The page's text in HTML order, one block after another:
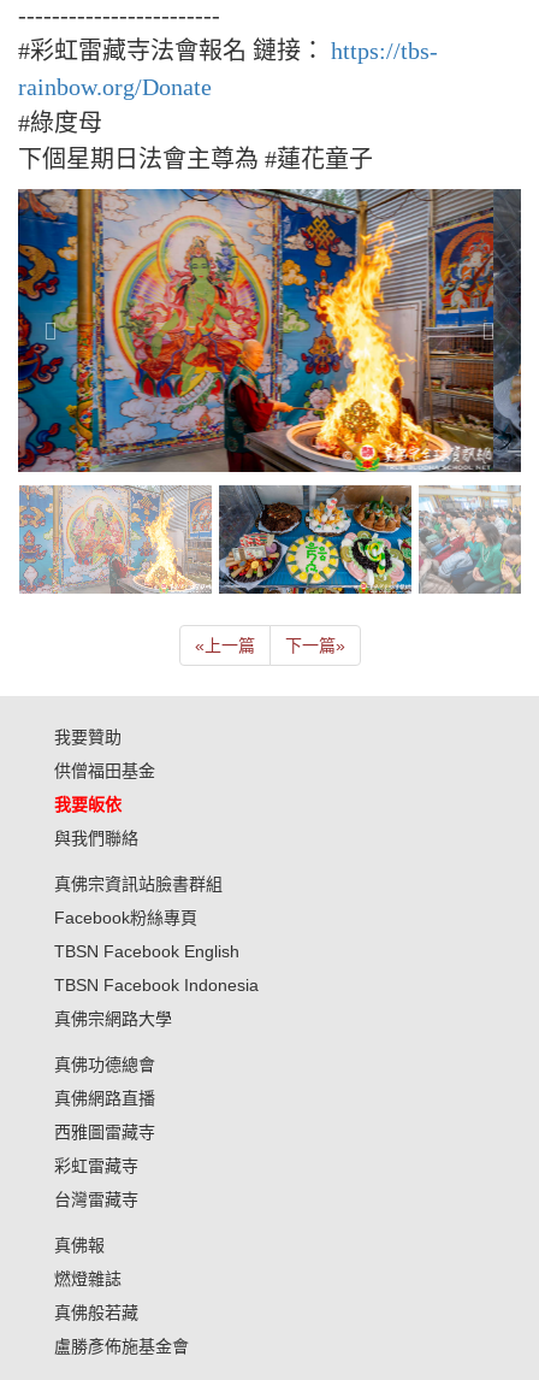
------------------------
#彩虹雷藏寺法會報名 鏈接： https://tbs-
rainbow.org/Donate
#綠度母
下個星期日法會主尊為 #蓮花童子
« 上一篇 下一篇»
我要贊助
供僧福田基金
我要皈依
與我們聯絡
真佛宗資訊站臉書群組
Facebook粉絲專頁
TBSN Facebook English
TBSN Facebook Indonesia
真佛宗網路大學
真佛功德總會
真佛網路直播
西雅圖雷藏寺
彩虹雷藏寺
台灣雷藏寺
真佛報
燃燈雜誌
真佛般若藏
盧勝彥佈施基金會